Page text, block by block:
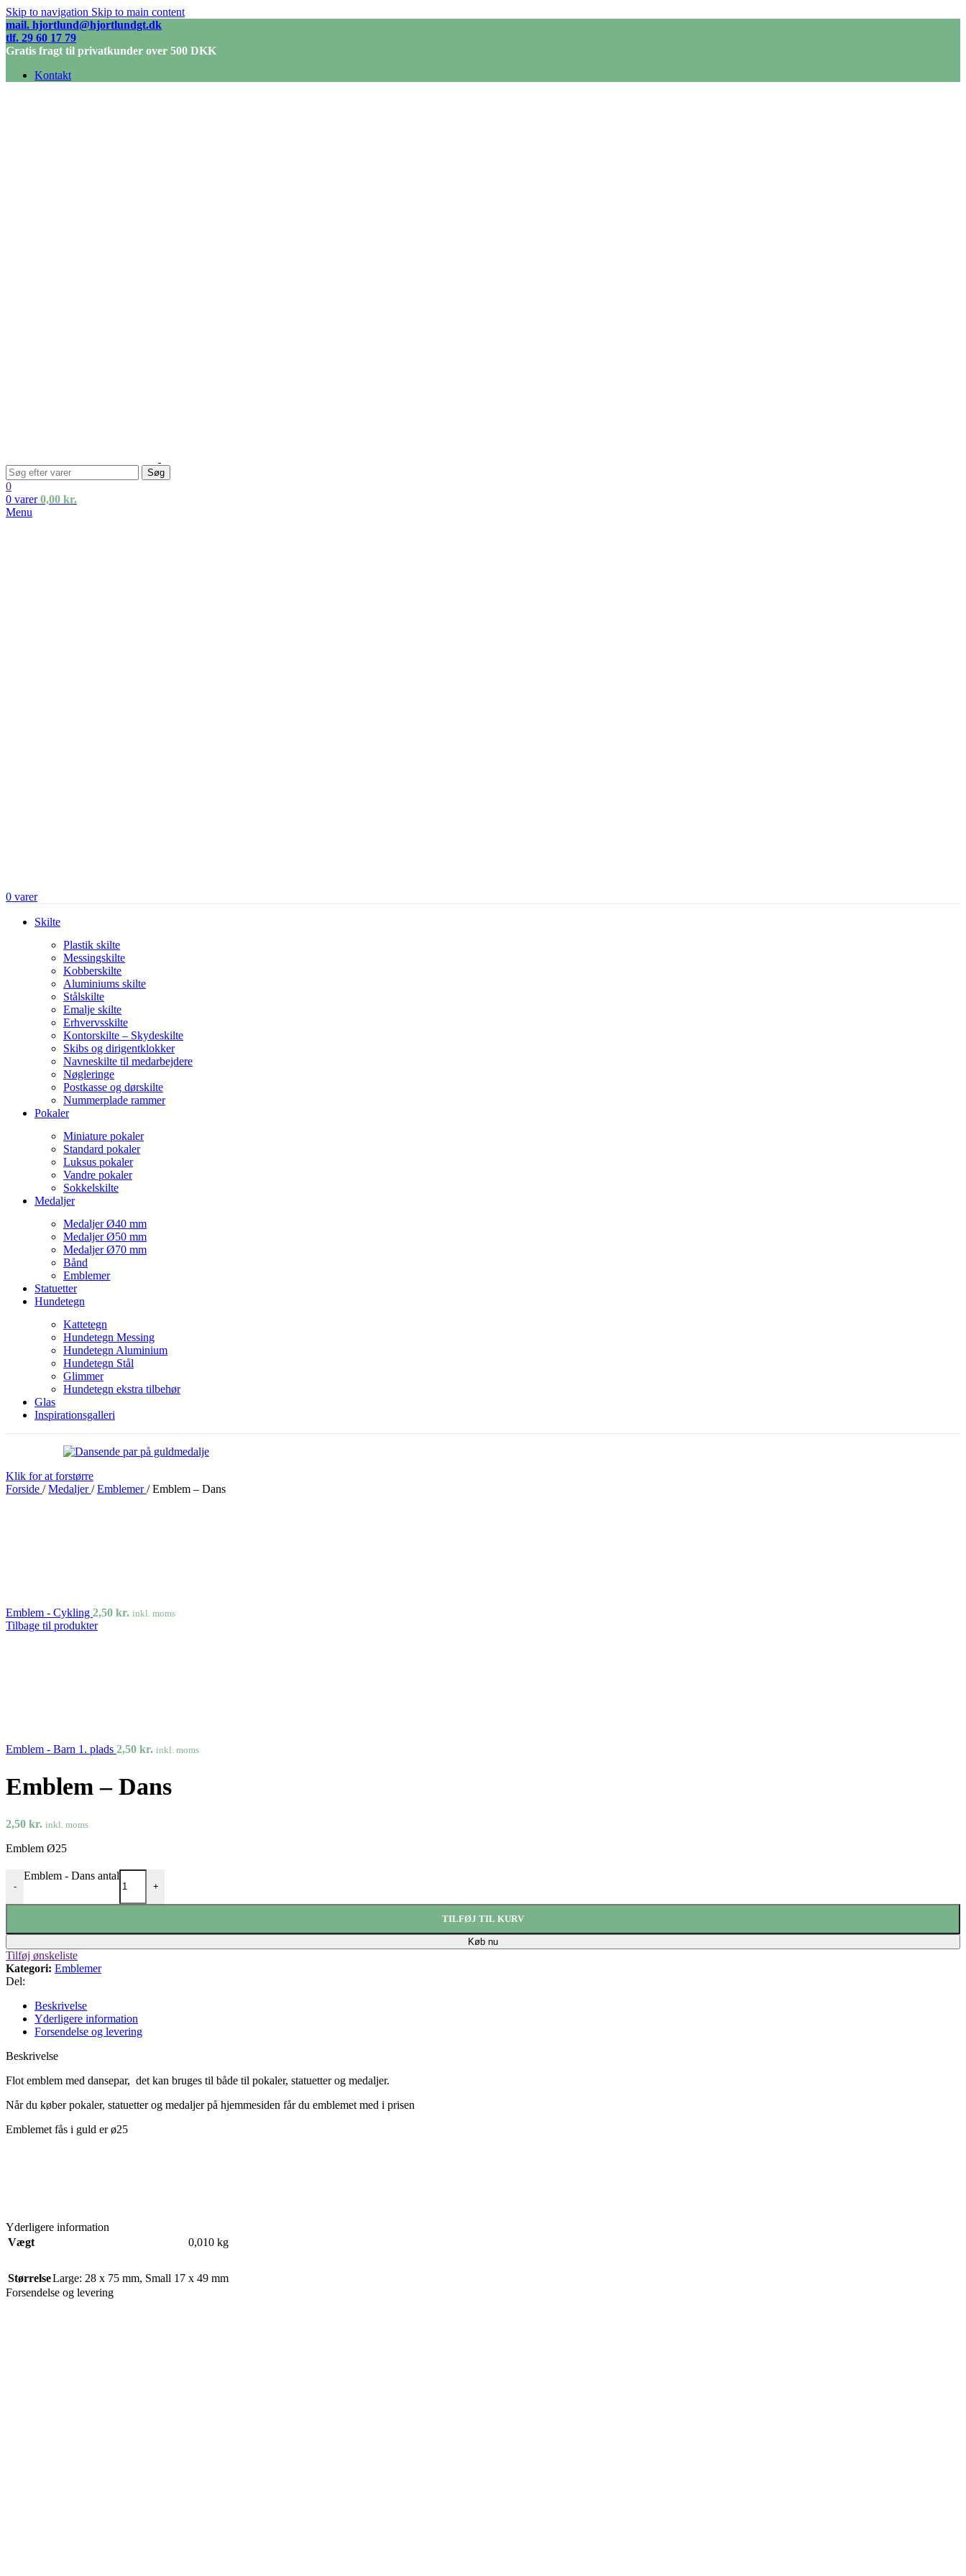
Skip to navigation Skip to main content
mail. hjortlund@hjortlundgt.dk
tlf. 29 60 17 79
Gratis fragt til privatkunder over 500 DKK
Kontakt
Søg
0
0 varer 0,00 kr.
Menu
0 varer
Skilte
Plastik skilte
Messingskilte
Kobberskilte
Aluminiums skilte
Stålskilte
Emalje skilte
Erhvervsskilte
Kontorskilte – Skydeskilte
Skibs og dirigentklokker
Navneskilte til medarbejdere
Nøgleringe
Postkasse og dørskilte
Nummerplade rammer
Pokaler
Miniature pokaler
Standard pokaler
Luksus pokaler
Vandre pokaler
Sokkelskilte
Medaljer
Medaljer Ø40 mm
Medaljer Ø50 mm
Medaljer Ø70 mm
Bånd
Emblemer
Statuetter
Hundetegn
Kattetegn
Hundetegn Messing
Hundetegn Aluminium
Hundetegn Stål
Glimmer
Hundetegn ekstra tilbehør
Glas
Inspirationsgalleri
Klik for at forstørre
Forside / Medaljer/ Emblemer/ Emblem – Dans
Emblem - Cykling 2,50 kr. inkl. moms
Tilbage til produkter
Emblem - Barn 1. plads 2,50 kr. inkl. moms
Emblem – Dans
2,50 kr. inkl. moms
Emblem Ø25
-
Emblem - Dans antal
+
TILFØJ TIL KURV
Køb nu
Tilføj ønskeliste
Kategori: Emblemer
Del:
Beskrivelse
Yderligere information
Forsendelse og levering
Beskrivelse
Flot emblem med dansepar, det kan bruges til både til pokaler, statuetter og medaljer.
Når du køber pokaler, statuetter og medaljer på hjemmesiden får du emblemet med i prisen
Emblemet fås i guld er ø25
Yderligere information
Vægt
0,010 kg
StørrelseLarge: 28 x 75 mm, Small 17 x 49 mm
Forsendelse og levering